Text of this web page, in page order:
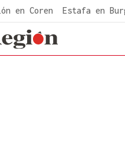
en Coren Estafa en